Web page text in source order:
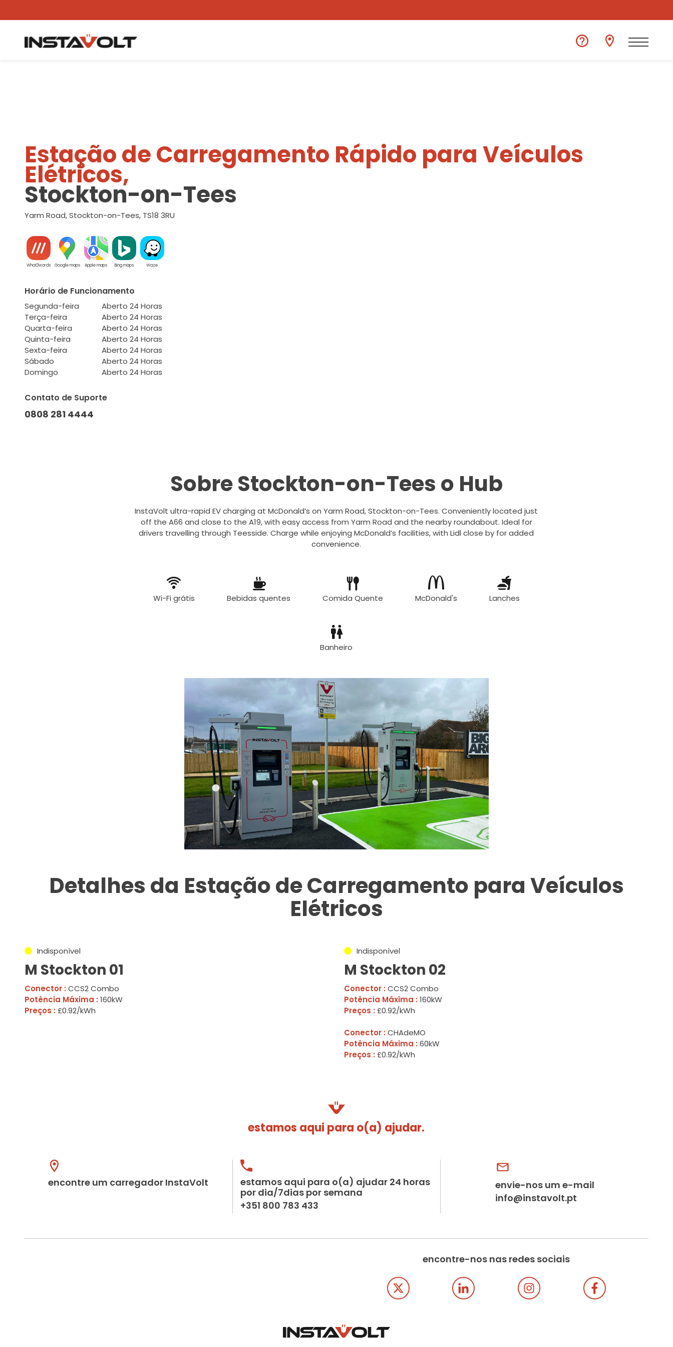
Ver outra localização
Estação de Carregamento Rápido para Veículos
Elétricos,
Stockton-on-Tees
Yarm Road, Stockton-on-Tees, TS18 3RU
What3words Google maps Apple maps Bing maps Waze
Horário de Funcionamento
Segunda-feira
Aberto 24 Horas
Terça-feira
Aberto 24 Horas
Quarta-feira
Aberto 24 Horas
Quinta-feira
Aberto 24 Horas
Sexta-feira
Aberto 24 Horas
Sábado
Aberto 24 Horas
Domingo
Aberto 24 Horas
Contato de Suporte
0808 281 4444
Sobre Stockton-on-Tees o Hub
InstaVolt ultra-rapid EV charging at McDonald’s on Yarm Road, Stockton-on-Tees. Conveniently located just
off the A66 and close to the A19, with easy access from Yarm Road and the nearby roundabout. Ideal for
drivers travelling through Teesside. Charge while enjoying McDonald’s facilities, with Lidl close by for added
convenience.
Wi-Fi grátis Bebidas quentes Comida Quente McDonald's Lanches
Banheiro
Detalhes da Estação de Carregamento para Veículos
Elétricos
Indisponível
M Stockton 01
Conector : CCS2 Combo
Potência Máxima : 160kW
Preços : £0.92/kWh
Indisponível
M Stockton 02
Conector : CCS2 Combo
Potência Máxima : 160kW
Preços : £0.92/kWh
Conector : CHAdeMO
Potência Máxima : 60kW
Preços : £0.92/kWh
estamos aqui para o(a) ajudar.
encontre um carregador InstaVolt
estamos aqui para o(a) ajudar 24 horas
por dia/7dias por semana
+351 800 783 433
envie-nos um e-mail
info@instavolt.pt
encontre-nos nas redes sociais